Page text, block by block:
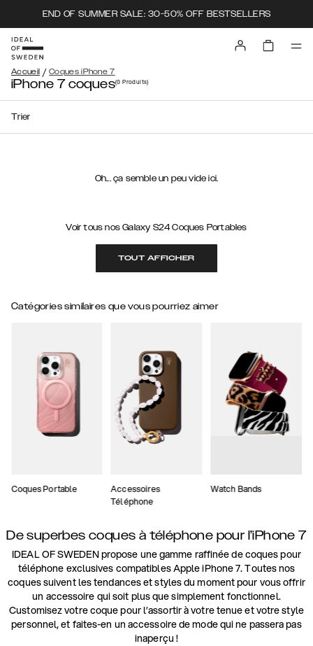
END OF SUMMER SALE: 30-50% OFF BESTSELLERS
Accueil / Coques iPhone 7
iPhone 7 coques(0Produits)
Trier
Oh... ça semble un peu vide ici.
Voir tous nos Galaxy S24 Coques Portables
TOUT AFFICHER
Catégories similaires que vous pourriez aimer
Coques Portable
Accessoires
Téléphone
Watch Bands
De superbes coques à téléphone pour l’iPhone 7
IDEAL OF SWEDEN propose une gamme raffinée de coques pour
téléphone exclusives compatibles Apple iPhone 7. Toutes nos
coques suivent les tendances et styles du moment pour vous offrir
un accessoire qui soit plus que simplement fonctionnel.
Customisez votre coque pour l’assortir à votre tenue et votre style
personnel, et faites-en un accessoire de mode qui ne passera pas
inaperçu !